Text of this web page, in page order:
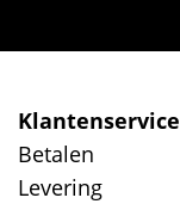
Klantenservice
Betalen
Levering